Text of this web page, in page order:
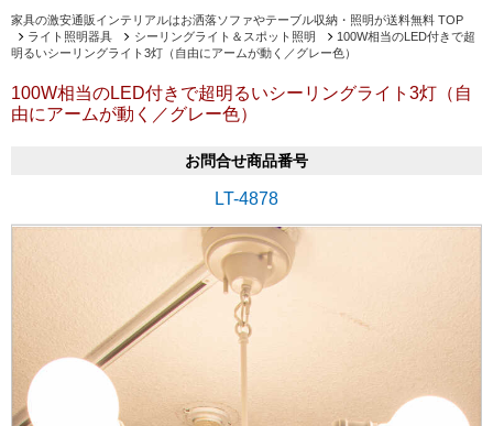
家具の激安通販インテリアルはお洒落ソファやテーブル収納・照明が送料無料 TOP
ライト照明器具
シーリングライト＆スポット照明
100W相当のLED付きで超
明るいシーリングライト3灯（自由にアームが動く／グレー色）
100W相当のLED付きで超明るいシーリングライト3灯（自
由にアームが動く／グレー色）
お問合せ商品番号
LT-4878